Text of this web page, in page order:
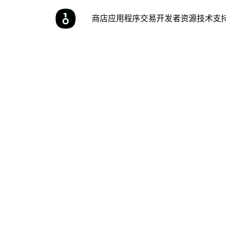
商店应用程序交易开发者资源技术支